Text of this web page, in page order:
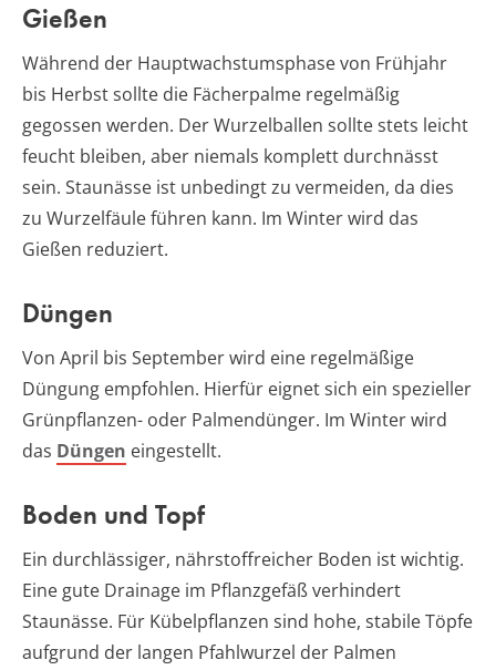
Gießen
Während der Hauptwachstumsphase von Frühjahr
bis Herbst sollte die Fächerpalme regelmäßig
gegossen werden. Der Wurzelballen sollte stets leicht
feucht bleiben, aber niemals komplett durchnässt
sein. Staunässe ist unbedingt zu vermeiden, da dies
zu Wurzelfäule führen kann. Im Winter wird das
Gießen reduziert.
Düngen
Von April bis September wird eine regelmäßige
Düngung empfohlen. Hierfür eignet sich ein spezieller
Grünpflanzen- oder Palmendünger. Im Winter wird
das Düngen eingestellt.
Boden und Topf
Ein durchlässiger, nährstoffreicher Boden ist wichtig.
Eine gute Drainage im Pflanzgefäß verhindert
Staunässe. Für Kübelpflanzen sind hohe, stabile Töpfe
aufgrund der langen Pfahlwurzel der Palmen